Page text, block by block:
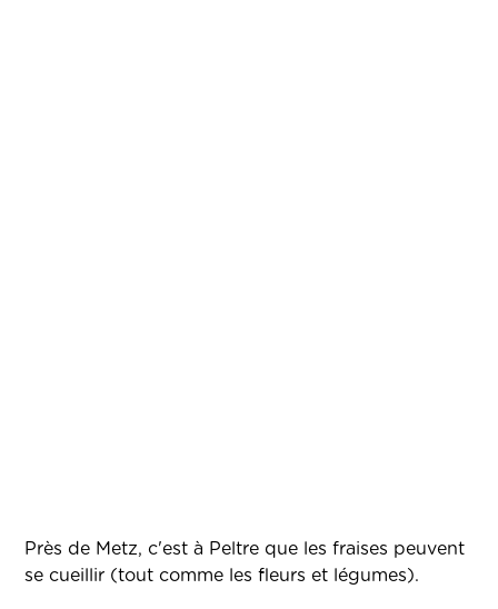
Près de Metz, c'est à Peltre que les fraises peuvent
se cueillir (tout comme les fleurs et légumes).